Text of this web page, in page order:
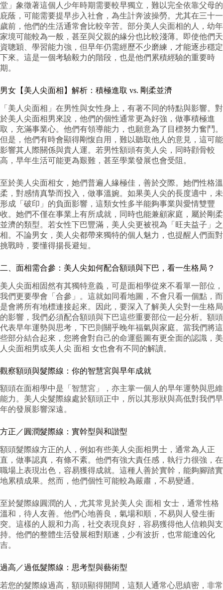
堂」象徵著這個人少年時期需要較早獨立，難以完全依靠父母的
庇蔭，可能需要提早步入社會，為生計奔波操勞。尤其在三十一
歲前，他們的生活通常會比較辛苦。部分美人尖面相的人，幼年
家境可能較為一般，甚至與父親的緣分也比較淺薄。即使他們天
資聰穎、學習能力強，但早年仍需經歷不少磨練，才能逐步穩定
下來。這是一個考驗毅力的階段，也是他們累積經驗的重要時
期。
男女【美人尖面相】解析：積極進取 vs. 剛柔並濟
「美人尖面相」在男性與女性身上，有著不同的特點與影響。對
於美人尖面相男來說，他們的個性通常更為好強，做事積極進
取，充滿事業心。他們有領導能力，也願意為了目標努力奮鬥。
但是，他們有時會顯得剛愎自用，難以聽取他人的意見，這可能
影響其人際關係與貴人運。若男性額頭有美人尖，同時顴骨較
高，早年生活可能更為艱難，甚至學業發展也會受阻。
至於美人尖面相女，她們普遍人緣極佳，善於交際。她們性格溫
柔，對感情真摯而投入，做事溫婉。如果美人尖的長度適中，未
形成「破印」的負面影響，這類女性多半能夠事業與愛情雙豐
收。她們不僅在事業上有所成就，同時也能兼顧家庭，屬於剛柔
並濟的類型。若女性下巴豐滿，美人尖更被視為「旺夫益子」之
相。不論男女，美人尖都帶來獨特的個人魅力，也提醒人們面對
挑戰時，要懂得揚長避短。
二、面相需合參：美人尖如何配合額頭與下巴，看一生格局？
美人尖面相固然有其獨特意義，可是面相學從來不看單一部位，
我們更要學會「合參」。這就如同看地圖，不會只看一個點，而
是會將所有地標連接起來。因此，要深入了解美人尖對一生格局
的影響，我們必須配合額頭與下巴這些重要部位一起分析。額頭
代表早年運勢與思考，下巴則關乎晚年福氣與家庭。當我們將這
些部分結合起來，您將會對自己的命運藍圖有更全面的認識，美
人尖面相男或美人尖 面相 女也會有不同的解讀。
觀察額頭與髮際線：你的智慧宮與早年成就
額頭在面相學中是「智慧宮」，亦主掌一個人的早年運勢與思維
能力。美人尖髮際線處於額頭正中，所以其形狀與高低對我們早
年的發展影響深遠。
方正／圓潤髮際線：實幹型與和諧型
額頭髮際線方正的人，例如有些美人尖面相男士，通常為人正
直，做事認真，有條不紊。他們有強大責任感，執行力很強，在
職場上表現出色，容易獲得成就。這種人善於實幹，能夠腳踏實
地累積成果。然而，他們個性可能較為嚴肅，不易變通。
至於髮際線圓潤的人，尤其常見於美人尖 面相 女士，通常性格
溫和，待人友善。他們心地善良，氣場和順，不易與人發生衝
突。這樣的人親和力高，社交表現良好，容易獲得他人信賴與支
持。他們的整體生活發展相對順遂，少有波折，也常能逢凶化
吉。
過高／過低髮際線：思考型與藝術型
若您的髮際線過高，額頭顯得開闊，這類人通常心思縝密，非常